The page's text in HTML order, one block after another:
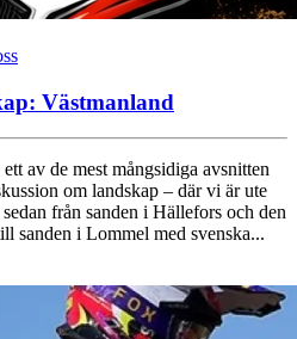
Västmanland
av de mest mångsidiga avsnitten
om landskap – där vi är ute
från sanden i Hällefors och den
sanden i Lommel med svenska...